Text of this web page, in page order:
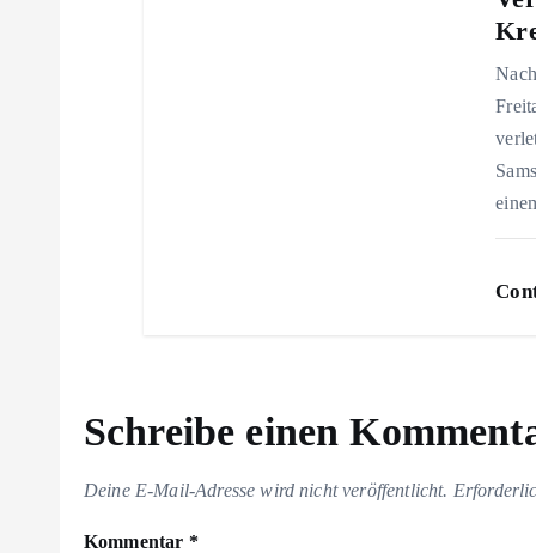
Schreibe einen
Deine E-Mail-Adresse wird nicht veröffentlicht.
Kommentar *